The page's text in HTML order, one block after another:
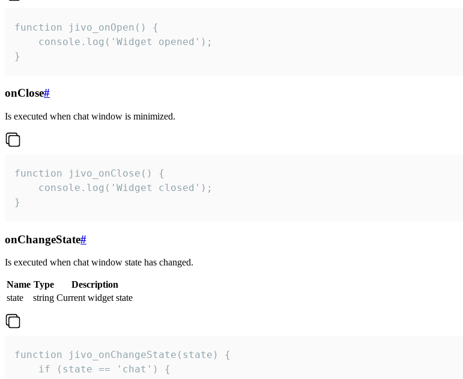
function jivo_onOpen() {
    console.log('Widget opened');
}
onClose#
Is executed when chat window is minimized.
function jivo_onClose() {
    console.log('Widget closed');
}
onChangeState#
Is executed when chat window state has changed.
Name Type
Description
state
string Current widget state
function jivo_onChangeState(state) {
    if (state == 'chat') {